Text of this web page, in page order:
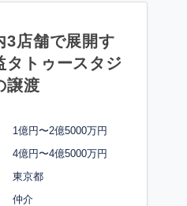
3店舗で展開す
タトゥースタジ
譲渡
1億円〜2億5000万円
4億円〜4億5000万円
東京都
仲介